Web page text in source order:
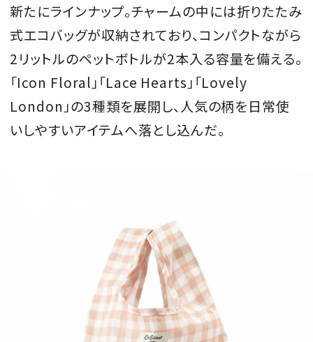
新たにラインナップ。チャームの中には折りたたみ
式エコバッグが収納されており、コンパクトながら
2リットルのペットボトルが2本入る容量を備える。
「Icon Floral」「Lace Hearts」「Lovely
London」の3種類を展開し、人気の柄を日常使
いしやすいアイテムへ落とし込んだ。